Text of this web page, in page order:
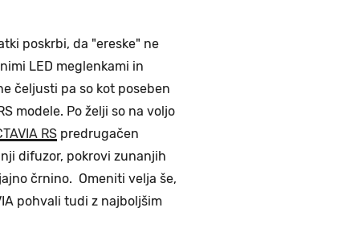
poskrbi, da "ereske" ne
LED meglenkami in
čeljusti pa so kot poseben
modele. Po želji so na voljo
RS predrugačen
difuzor, pokrovi zunanjih
črnino. Omeniti velja še,
pohvali tudi z najboljšim